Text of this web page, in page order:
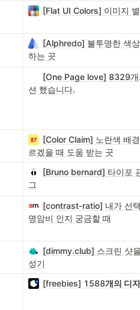
[Flat UI Colors] 이미지
[Alphredo] 불투명한 색
하는 곳
[One Page love] 8329개
션 했습니다.
[Color Claim] 노란색 배
르겠을 때 도움 받는 곳
[Bruno bernard] 타이포
그
[contrast-ratio] 내가 선
명암비 인지 궁금할 때
[dimmy.club] 스크린 샷
성기
[freebies] 1588개의 디